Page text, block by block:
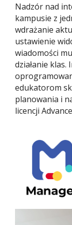
Nadzór nad
kampusie z
wdrażanie
ustawienie
wiadomości
działanie
edukatorom
planowania i
licencji